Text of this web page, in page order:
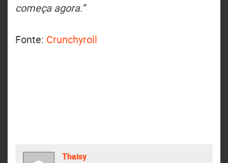
começa agora.”
Fonte: Crunchyroll
Thaisy